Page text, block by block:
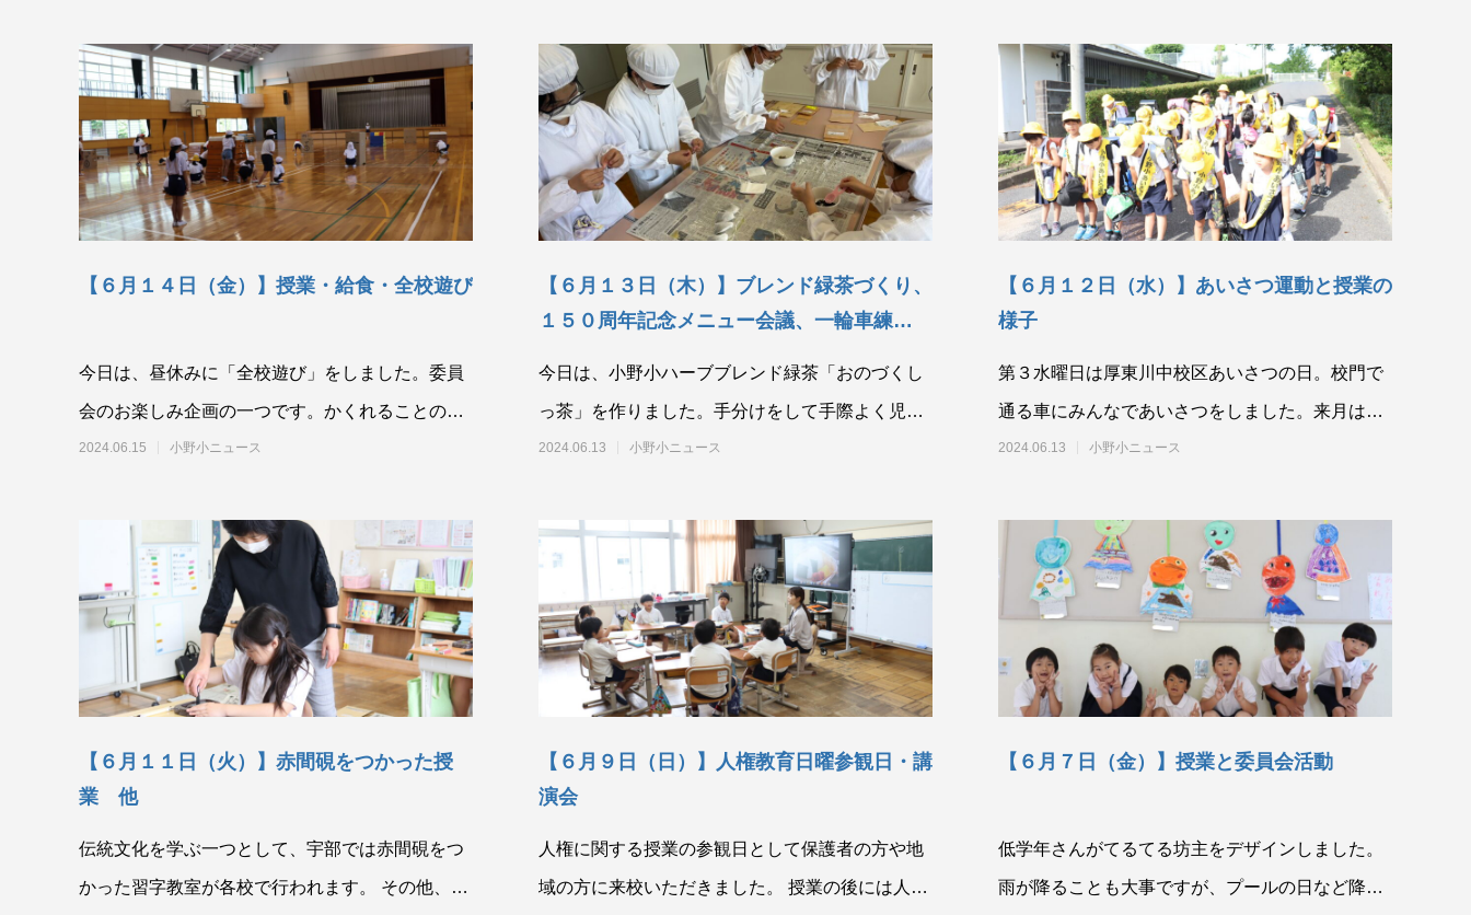
【６月１４日（金）】授業・給食・全校遊び
今日は、昼休みに「全校遊び」をしました。委員
会のお楽しみ企画の一つです。かくれることので
きる「だるまさんがころんだ」です。
2024.06.15 小野小ニュース
【６月１３日（木）】ブレンド緑茶づくり、
１５０周年記念メニュー会議、一輪車練習
今日は、小野小ハーブブレンド緑茶「おのづくし
っ茶」を作りました。手分けをして手際よく児童
は活動しました。創立１５０周年記念事
2024.06.13 小野小ニュース
【６月１２日（水）】あいさつ運動と授業の
様子
第３水曜日は厚東川中校区あいさつの日。校門で
通る車にみんなであいさつをしました。来月は７
月１７日（水）です。校門前または小野湖側の梅
2024.06.13 小野小ニュース
【６月１１日（火）】赤間硯をつかった授
業 他
伝統文化を学ぶ一つとして、宇部では赤間硯をつ
かった習字教室が各校で行われます。 その他、今
【６月９日（日）】人権教育日曜参観日・講
演会
人権に関する授業の参観日として保護者の方や地
域の方に来校いただきました。 授業の後には人権
【６月７日（金）】授業と委員会活動
低学年さんがてるてる坊主をデザインしました。
雨が降ることも大事ですが、プールの日など降っ